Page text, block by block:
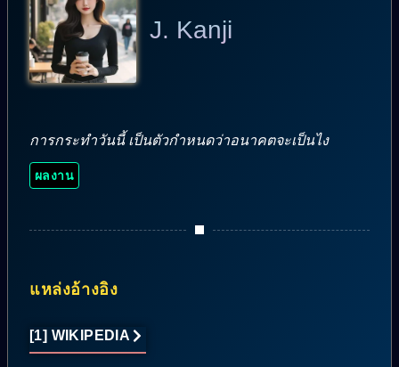
J. Kanji
การกระทำวันนี้ เป็นตัวกำหนดว่าอนาคตจะเป็นไง
ผลงาน
แหล่งอ้างอิง
[1] WIKIPEDIA